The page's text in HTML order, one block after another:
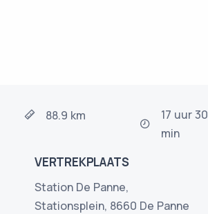
88.9 km
17 uur 30
min
VERTREKPLAATS
Station De Panne,
Stationsplein, 8660 De Panne